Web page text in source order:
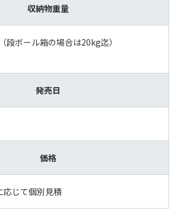
収納物重量
段ボール箱の場合は20kg迄）
発売日
価格
応じて個別見積